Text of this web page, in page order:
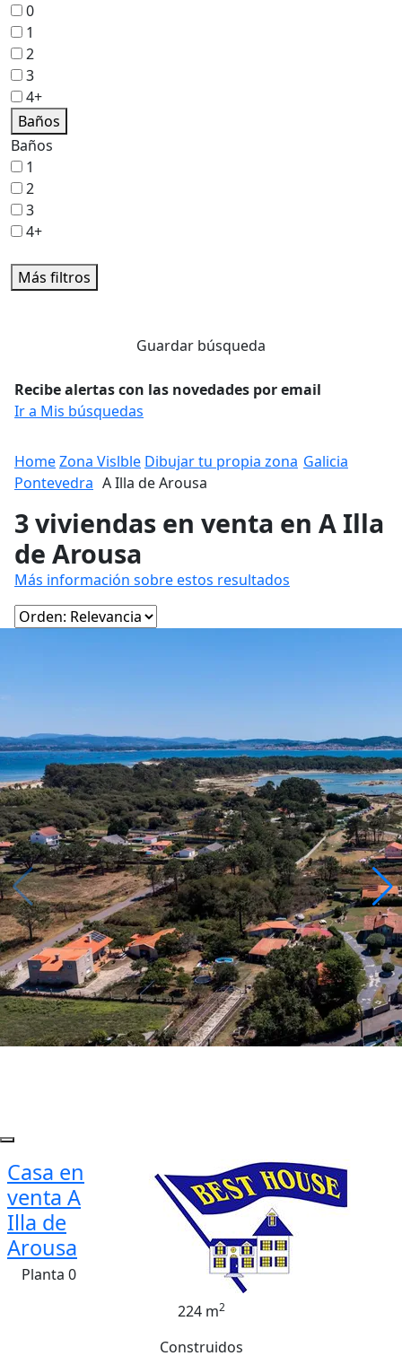
0
1
2
3
4+
Baños
Baños
1
2
3
4+
Más filtros
Guardar búsqueda
Recibe alertas con las novedades por email
Ir a Mis búsquedas
HomeZona Vislble Dibujar tu propia zona Galicia
Pontevedra A Illa de Arousa
3 viviendas en venta en A Illa
de Arousa
Más información sobre estos resultados
Casa en
venta A
Illa de
Arousa
Planta 0
224 m2
Construidos